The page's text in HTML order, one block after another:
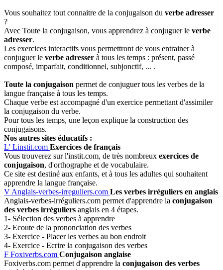
Vous souhaitez tout connaitre de la conjugaison du verbe adresser
?
Avec Toute la conjugaison, vous apprendrez à conjuguer le verbe
adresser.
Les exercices interactifs vous permettront de vous entrainer à
conjuguer le verbe adresser à tous les temps : présent, passé
composé, imparfait, conditionnel, subjonctif, ... .
Toute la conjugaison permet de conjuguer tous les verbes de la
langue française à tous les temps.
Chaque verbe est accompagné d'un exercice permettant d'assimiler
la conjugaison du verbe.
Pour tous les temps, une leçon explique la construction des
conjugaisons.
Nos autres sites éducatifs :
L' Linstit.com Exercices de français
Vous trouverez sur l'instit.com, de très nombreux exercices de
conjugaison, d'orthographe et de vocabulaire.
Ce site est destiné aux enfants, et à tous les adultes qui souhaitent
apprendre la langue française.
V Anglais-verbes-irreguliers.com Les verbes irréguliers en anglais
Anglais-verbes-irréguliers.com permet d'apprendre la conjugaison
des verbes irréguliers anglais en 4 étapes.
1- Sélection des verbes à apprendre
2- Ecoute de la prononciation des verbes
3- Exercice - Placer les verbes au bon endroit
4- Exercice - Ecrire la conjugaison des verbes
F Foxiverbs.com Conjugaison anglaise
Foxiverbs.com permet d'apprendre la conjugaison des verbes